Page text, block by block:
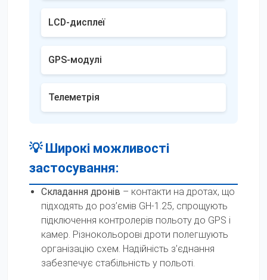
LCD-дисплеї
GPS-модулі
Телеметрія
💡 Широкі можливості
застосування:
Складання дронів – контакти на дротах, що
підходять до роз’ємів GH-1.25, спрощують
підключення контролерів польоту до GPS і
камер. Різнокольорові дроти полегшують
організацію схем. Надійність з’єднання
забезпечує стабільність у польоті.